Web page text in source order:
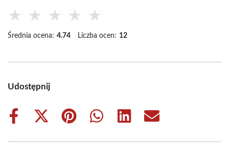
★ ★ ★ ★ ★
Średnia ocena: 4.74 Liczba ocen: 12
Udostępnij
Share
Share
Share
Share
Share
Share